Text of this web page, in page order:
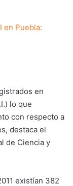
en Puebla:
en
lo que
con respecto a
destaca el
de Ciencia y
existían 382